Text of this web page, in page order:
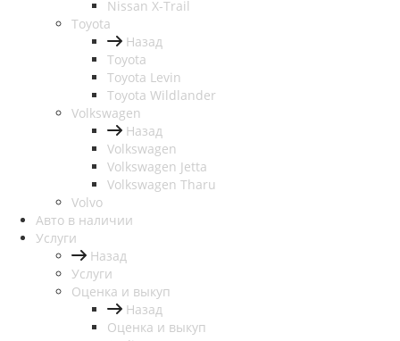
Nissan X-Trail
Toyota
Назад
Toyota
Toyota Levin
Toyota Wildlander
Volkswagen
Назад
Volkswagen
Volkswagen Jetta
Volkswagen Tharu
Volvo
Авто в наличии
Услуги
Назад
Услуги
Оценка и выкуп
Назад
Оценка и выкуп